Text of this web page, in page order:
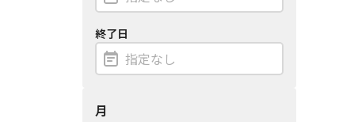
終了日
月